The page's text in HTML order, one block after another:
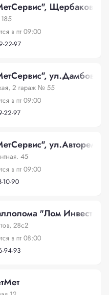
Щербакова,
в пт 09:00
22-97
2 гараж № 55
в пт 09:00
22-97
45
в пт 09:00
10-90
"Лом Инвест",
28с2
в пт 08:00
94-93